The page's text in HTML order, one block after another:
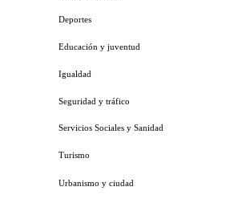
Deportes
Educación y juventud
Igualdad
Seguridad y tráfico
Servicios Sociales y Sanidad
Turismo
Urbanismo y ciudad